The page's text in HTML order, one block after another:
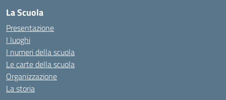
La Scuola
Presentazione
I luoghi
I numeri della scuola
Le carte della scuola
Organizzazione
La storia